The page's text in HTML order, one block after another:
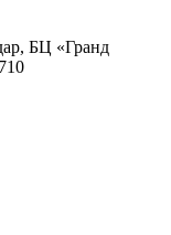
БЦ «Гранд